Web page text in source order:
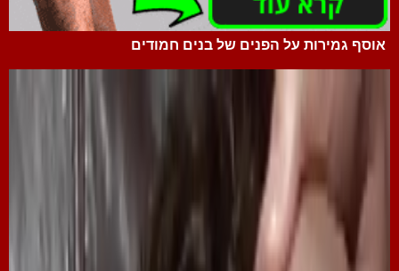
אוסף גמירות על הפנים של בנים חמודים